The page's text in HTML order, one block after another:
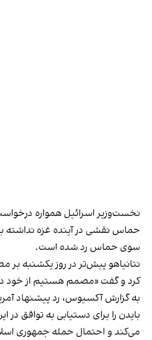
نخست‌وزیر اسرائیل همواره
حماس نقشی در آینده غزه نداشته
سوی حماس رد شده است.
نتانیاهو پیش‌تر در روز یکشنبه بر
کرد و گفت «مصمم هستیم از خود
به گزارش آکسیوس، رد پیشنهاد
بایدن را برای دستیابی به توافق در
می‌کند و احتمال حمله جمهوری